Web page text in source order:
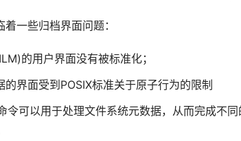
一些归档界面问题：
的用户界面没有被标准化；
界面受到POSIX标准关于原子行为的限制
令可以用于处理文件系统元数据，从而完成不